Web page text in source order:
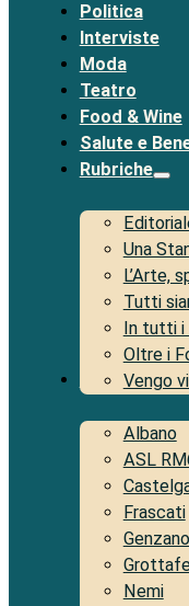
Politica
Interviste
Moda
Teatro
Food & Wine
Salute e
Rubriche
Una
L’Arte,
Tutti
In tutti i
Oltre i
Vengo
Territorio
Albano
ASL
Frascati
Genzano
Nemi